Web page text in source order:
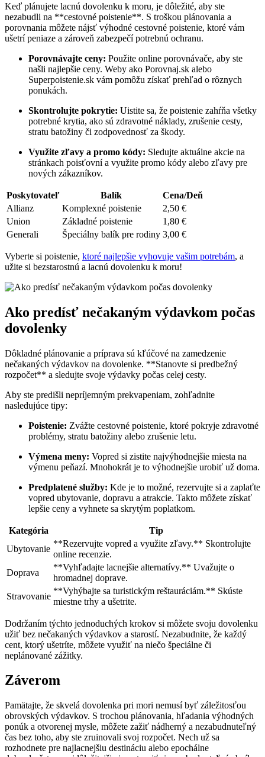
Keď‍ plánujete lacnú dovolenku k moru, je dôležité, aby ste
nezabudli na ‌**cestovné poistenie**. S troškou plánovania⁢ a
porovnania môžete nájsť výhodné ‌cestovné poistenie, ktoré vám
ušetrí peniaze⁤ a⁣ zároveň zabezpečí potrebnú ochranu.
Porovnávajte ceny: Použite ‍online porovnávače, aby ste⁣
našli najlepšie ceny. Weby ako Porovnaj.sk alebo
Superpoistenie.sk vám pomôžu získať prehľad o rôznych
ponukách.
Skontrolujte pokrytie: Uistite sa, že poistenie zahŕňa všetky
potrebné ‍krytia, ako sú zdravotné náklady, zrušenie cesty,
stratu batožiny či zodpovednosť⁤ za škody.
Využite zľavy a promo ⁢kódy: Sledujte aktuálne akcie na
stránkach poisťovní a využite promo kódy alebo zľavy pre
nových zákazníkov.
Poskytovateľ Balík
Cena/Deň
Allianz
Komplexné poistenie
2,50 €
Union
Základné poistenie
1,80 €
Generali
Špeciálny balík pre rodiny 3,00⁣ €
Vyberte si poistenie, ktoré najlepšie vyhovuje vašim potrebám, a
užite si bezstarostnú a lacnú dovolenku k moru!
Ako ⁢predísť nečakaným výdavkom počas
dovolenky
Dôkladné plánovanie‌ a príprava sú kľúčové na zamedzenie
nečakaných výdavkov⁢ na dovolenke. **Stanovte si predbežný
rozpočet** ‌a sledujte svoje výdavky počas celej cesty.
Aby ste predišli ⁣nepríjemným prekvapeniam, zohľadnite
nasledujúce tipy:
Poistenie: Zvážte cestovné poistenie, ktoré pokryje zdravotné
problémy, stratu batožiny alebo zrušenie letu.
Výmena meny: Vopred si zistite najvýhodnejšie miesta na
výmenu peňazí. Mnohokrát je to výhodnejšie ⁣urobiť už doma.
Predplatené služby: ⁤Kde je to možné,⁣ rezervujte si ‌a zaplaťte
vopred ubytovanie, dopravu a atrakcie. Takto môžete‌ získať
lepšie ceny a vyhnete sa skrytým ‍poplatkom.
Kategória
Tip
Ubytovanie
**Rezervujte vopred​ a využite zľavy.**⁣ Skontrolujte
online recenzie.
Doprava
**Vyhľadajte lacnejšie ​alternatívy.** Uvažujte o
hromadnej doprave.
Stravovanie
**Vyhýbajte sa ⁣turistickým ⁣reštauráciám.** Skúste
miestne trhy a ušetrite.
Dodržaním týchto⁢ jednoduchých krokov si môžete svoju dovolenku
užiť bez nečakaných výdavkov a starostí. Nezabudnite, že každý
cent, ktorý ušetríte, môžete využiť‌ na niečo špeciálne či
neplánované ​zážitky.
Záverom
Pamätajte,⁢ že skvelá dovolenka pri mori ⁢nemusí byť záležitosťou
obrovských výdavkov. S trochou plánovania, hľadania výhodných
ponúk a otvorenej mysle, môžete ​zažiť nádherný a nezabudnuteľný
čas ⁢bez toho, aby ste zruinovali svoj ⁤rozpočet. Nech už sa
rozhodnete pre najlacnejšiu destináciu alebo ⁢epochálne